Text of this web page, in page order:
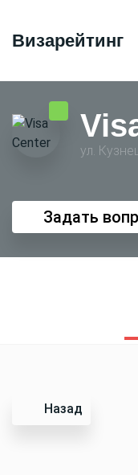
Визарейтинг
ул.
Задать
Назад